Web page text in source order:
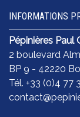
INFORMATIONS
Pépinières Paul
2 boulevard
BP 9 - 42220
Tél. +33 (0)4 77